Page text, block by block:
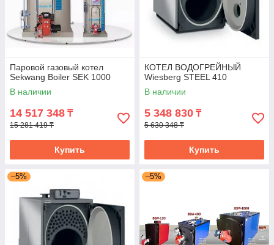
Паровой газовый котел
Sekwang Boiler SEK 1000
В наличии
14 517 348 ₸
15 281 419 ₸
Купить
КОТЕЛ ВОДОГРЕЙНЫЙ
Wiesberg STEEL 410
В наличии
5 348 830 ₸
5 630 348 ₸
Купить
–5% –5%